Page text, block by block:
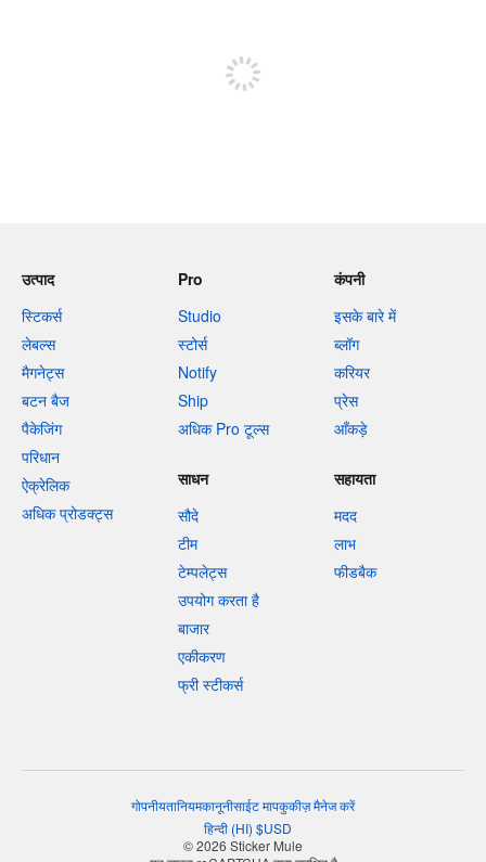
उत्पाद
स्टिकर्स
लेबल्स
मैगनेट्स
बटन बैज
पैकेजिंग
परिधान
ऐक्रेलिक
अधिक प्रोडक्ट्स
Pro
Studio
स्टोर्स
Notify
Ship
अधिक Pro टूल्स
कंपनी
इसके बारे में
ब्लॉग
करियर
प्रेस
आँकड़े
साधन
सौदे
टीम
टेम्पलेट्स
उपयोग करता है
बाजार
एकीकरण
फ्री स्टीकर्स
सहायता
मदद
लाभ
फीडबैक
गोपनीयतानियमकानूनीसाईट मापकुकीज़ मैनेज करें
हिन्दी(HI) $USD
© 2026 Sticker Mule